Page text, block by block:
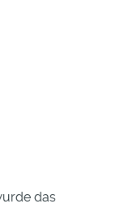
das